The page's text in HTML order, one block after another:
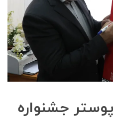
جشنواره